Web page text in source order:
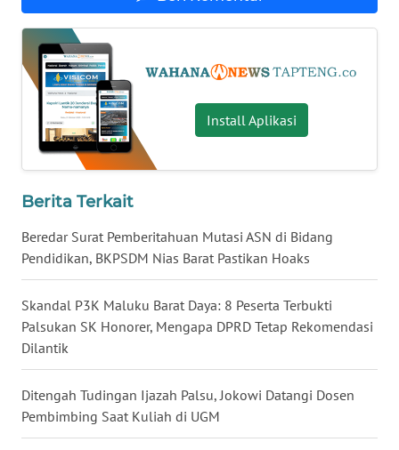
Install Aplikasi
Berita Terkait
Beredar Surat Pemberitahuan Mutasi ASN di Bidang
Pendidikan, BKPSDM Nias Barat Pastikan Hoaks
Skandal P3K Maluku Barat Daya: 8 Peserta Terbukti
Palsukan SK Honorer, Mengapa DPRD Tetap Rekomendasi
Dilantik
Ditengah Tudingan Ijazah Palsu, Jokowi Datangi Dosen
Pembimbing Saat Kuliah di UGM
WN
DAIRI
WN
DANAU
TOBA
LANGKAT
TAPANULI
SELATAN
TANJUNG
LESUNG